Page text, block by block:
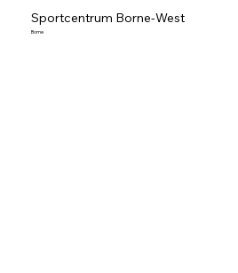
Sportcentrum Borne-West
Borne